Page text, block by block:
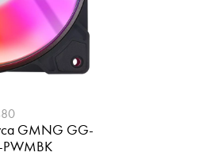
GMNG GG-
PWMBK